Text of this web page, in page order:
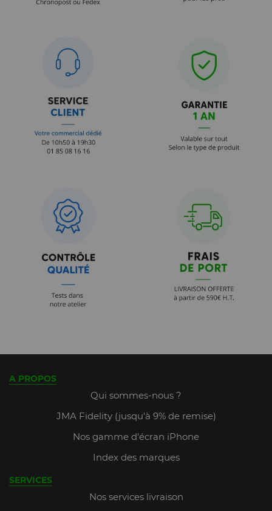
A PROPOS
Qui sommes-nous ?
JMA Fidelity (jusqu'à 9% de remise)
Nos gamme d'écran iPhone
Index des marques
SERVICES
Nos services livraison